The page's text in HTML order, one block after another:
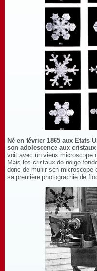
Né en février 1865 aux Etats
son adolescence aux cristaux
voit avec un vieux microscope
Mais les cristaux de neige
donc de munir son microscope
sa première photographie de